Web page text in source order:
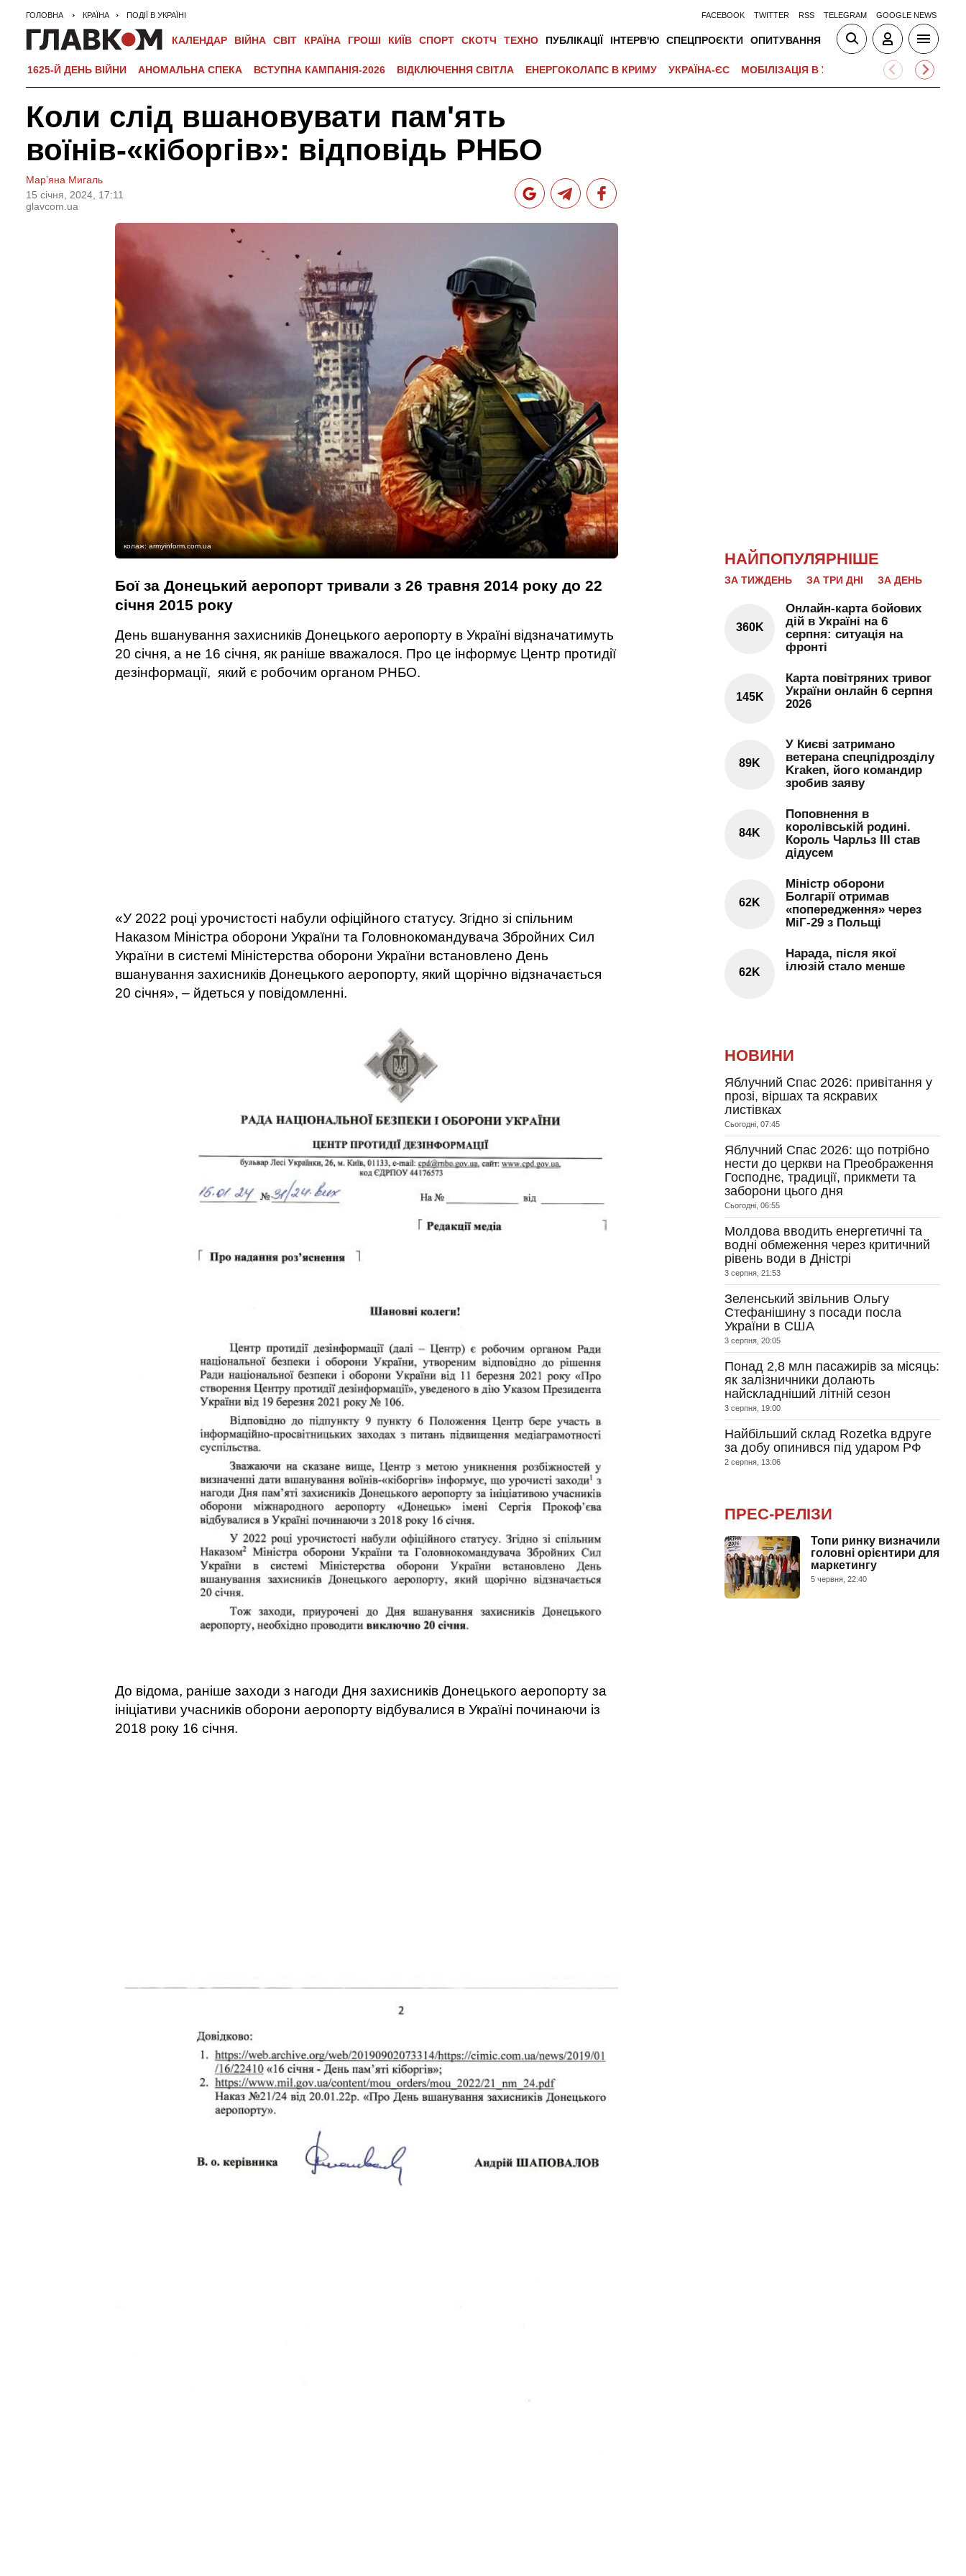
ГОЛОВНА КРАЇНА ПОДІЇ В УКРАЇНІ FACEBOOK TWITTER RSS TELEGRAM GOOGLE NEWS
КАЛЕНДАР ВІЙНА СВІТ КРАЇНА ГРОШІ КИЇВ СПОРТ СКОТЧ ТЕХНО ПУБЛІКАЦІЇ ІНТЕРВ'Ю СПЕЦПРОЄКТИ ОПИТУВАННЯ
1625-Й ДЕНЬ ВІЙНИ АНОМАЛЬНА СПЕКА ВСТУПНА КАМПАНІЯ-2026 ВІДКЛЮЧЕННЯ СВІТЛА ЕНЕРГОКОЛАПС В КРИМУ УКРАЇНА-ЄС МОБІЛІЗАЦІЯ В УКРАЇНІ ВІЙНА НА
Коли слід вшановувати пам'ять
воїнів-«кіборгів»: відповідь РНБО
Мар’яна Мигаль
15 сiчня, 2024, 17:11
glavcom.ua
колаж: armyinform.com.ua
Бої за Донецький аеропорт тривали з 26 травня 2014 року до 22
січня 2015 року
День вшанування захисників Донецького аеропорту в Україні відзначатимуть
20 січня, а не 16 січня, як раніше вважалося. Про це інформує Центр протидії
дезінформації, який є робочим органом РНБО.
«У 2022 році урочистості набули офіційного статусу. Згідно зі спільним
Наказом Міністра оборони України та Головнокомандувача Збройних Сил
України в системі Міністерства оборони України встановлено День
вшанування захисників Донецького аеропорту, який щорічно відзначається
20 січня», – йдеться у повідомленні.
До відома, раніше заходи з нагоди Дня захисників Донецького аеропорту за
ініціативи учасників оборони аеропорту відбувалися в Україні починаючи із
2018 року 16 січня.
НАЙПОПУЛЯРНІШЕ
ЗА ТИЖДЕНЬ ЗА ТРИ ДНІ ЗА ДЕНЬ
360K
Онлайн-карта бойових
дій в Україні на 6
серпня: ситуація на
фронті
145K
Карта повітряних тривог
України онлайн 6 серпня
2026
89K
У Києві затримано
ветерана спецпідрозділу
Kraken, його командир
зробив заяву
84K
Поповнення в
королівській родині.
Король Чарльз III став
дідусем
62K
Міністр оборони
Болгарії отримав
«попередження» через
МіГ-29 з Польщі
62K
Нарада, після якої
ілюзій стало менше
НОВИНИ
Яблучний Спас 2026: привітання у
прозі, віршах та яскравих
листівках
Сьогодні, 07:45
Яблучний Спас 2026: що потрібно
нести до церкви на Преображення
Господнє, традиції, прикмети та
заборони цього дня
Сьогодні, 06:55
Молдова вводить енергетичні та
водні обмеження через критичний
рівень води в Дністрі
3 серпня, 21:53
Зеленський звільнив Ольгу
Стефанішину з посади посла
України в США
3 серпня, 20:05
Понад 2,8 млн пасажирів за місяць:
як залізничники долають
найскладніший літній сезон
3 серпня, 19:00
Найбільший склад Rozetka вдруге
за добу опинився під ударом РФ
2 серпня, 13:06
ПРЕС-РЕЛІЗИ
Топи ринку визначили
головні орієнтири для
маркетингу
5 червня, 22:40